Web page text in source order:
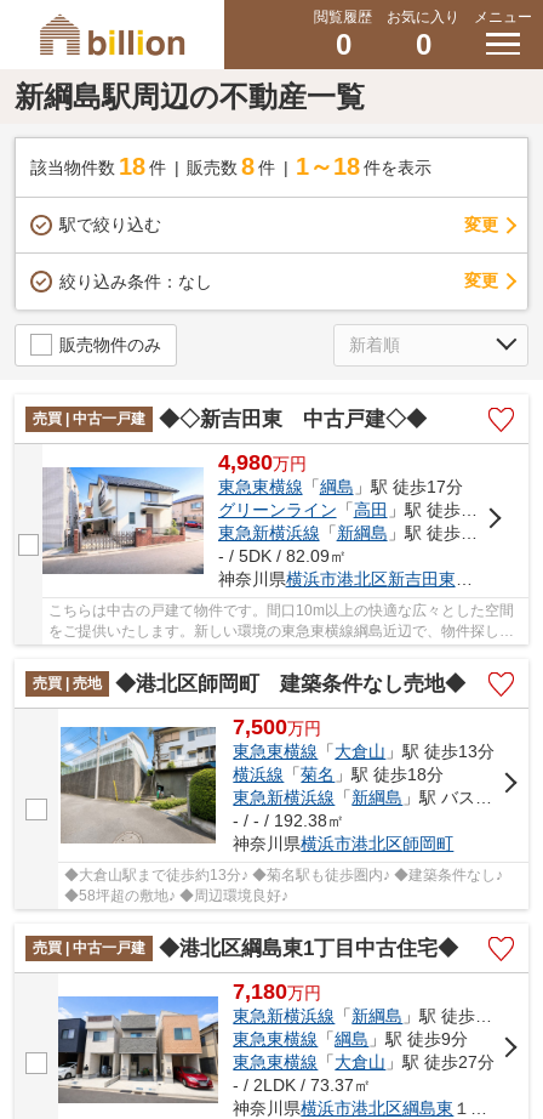
閲覧履歴
0
お気に入り
0
メニュー
新綱島駅周辺の不動産一覧
該当物件数 18件 販売数 8 件 1～18 件を表示
駅で絞り込む 変更
絞り込み条件： なし 変更
販売物件のみ
売買 | 中古一戸建 ◆◇新吉田東 中古戸建◇◆
4,980万円
東急東横線 「綱島 」駅 徒歩17分
グリーンライン 「高田 」駅 徒歩18分
東急新横浜線 「新綱島 」駅 徒歩20分
- / 5DK / 82.09㎡
神奈川県横浜市港北区新吉田東５丁目
こちらは中古の戸建て物件です。間口10m以上の快適な広々とした空間
をご提供いたします。新しい環境の東急東横線綱島近辺で、物件探しを
売買 | 売地
◆港北区師岡町 建築条件なし売地◆
7,500万円
東急東横線 「大倉山 」駅 徒歩13分
横浜線 「菊名 」駅 徒歩18分
東急新横浜線 「新綱島 」駅 バス17分 「南谷戸（横浜市）」 停歩3分
- / - / 192.38㎡
神奈川県横浜市港北区師岡町
◆大倉山駅まで徒歩約13分♪ ◆菊名駅も徒歩圏内♪ ◆建築条件なし♪
◆58坪超の敷地♪ ◆周辺環境良好♪
売買 | 中古一戸建 ◆港北区綱島東1丁目中古住宅◆
7,180万円
東急新横浜線 「新綱島 」駅 徒歩6分
東急東横線 「綱島 」駅 徒歩9分
東急東横線 「大倉山 」駅 徒歩27分
- / 2LDK / 73.37㎡
神奈川県横浜市港北区綱島東 １丁目